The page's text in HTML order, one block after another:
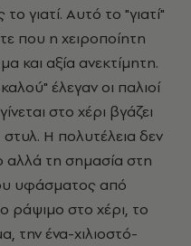
γιατί. Αυτό το "γιατί"
που η χειροποίητη
και αξία ανεκτίμητη.
έλεγαν οι παλιοί
στο χέρι βγάζει
στυλ. Η πολυτέλεια δεν
αλλά τη σημασία στη
υφάσματος από
ράψιμο στο χέρι, το
την ένα-χιλιοστό-